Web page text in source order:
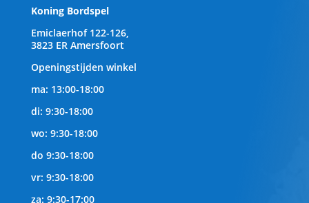
Koning Bordspel
Emiclaerhof 122-126,
3823 ER Amersfoort
Openingstijden winkel
ma: 13:00-18:00
di: 9:30-18:00
wo: 9:30-18:00
do 9:30-18:00
vr: 9:30-18:00
za: 9:30-17:00